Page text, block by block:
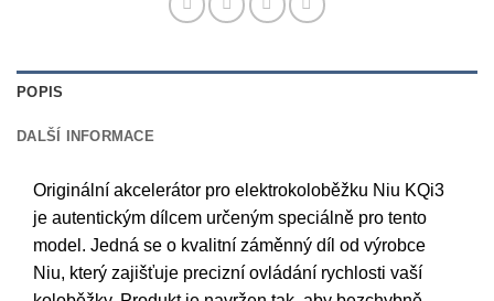
POPIS
DALŠÍ INFORMACE
Originální akcelerátor pro elektrokoloběžku Niu KQi3
je autentickým dílcem určeným speciálně pro tento
model. Jedná se o kvalitní záměnný díl od výrobce
Niu, který zajišťuje precizní ovládání rychlosti vaší